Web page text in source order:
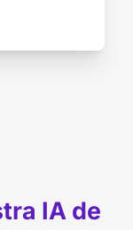
IA de